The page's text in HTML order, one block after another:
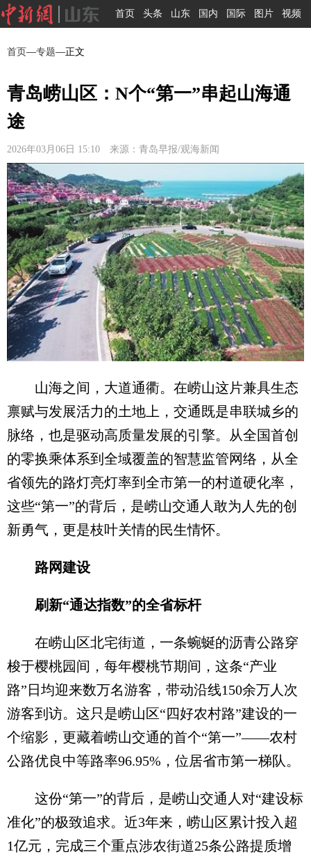
首页 头条 山东 国内 国际 图片 视频
首页—专题—正文
青岛崂山区：N个“第一”串起山海通
途
2026年03月06日 15:10 来源：青岛早报/观海新闻
山海之间，大道通衢。在崂山这片兼具生态
禀赋与发展活力的土地上，交通既是串联城乡的
脉络，也是驱动高质量发展的引擎。从全国首创
的零换乘体系到全域覆盖的智慧监管网络，从全
省领先的路灯亮灯率到全市第一的村道硬化率，
这些“第一”的背后，是崂山交通人敢为人先的创
新勇气，更是枝叶关情的民生情怀。
路网建设
刷新“通达指数”的全省标杆
在崂山区北宅街道，一条蜿蜒的沥青公路穿
梭于樱桃园间，每年樱桃节期间，这条“产业
路”日均迎来数万名游客，带动沿线150余万人次
游客到访。这只是崂山区“四好农村路”建设的一
个缩影，更藏着崂山交通的首个“第一”——农村
公路优良中等路率96.95%，位居省市第一梯队。
这份“第一”的背后，是崂山交通人对“建设标
准化”的极致追求。近3年来，崂山区累计投入超
1亿元，完成三个重点涉农街道25条公路提质增